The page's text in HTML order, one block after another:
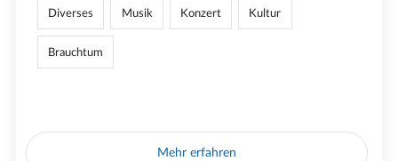
Diverses Musik Konzert Kultur
Brauchtum
Mehr erfahren